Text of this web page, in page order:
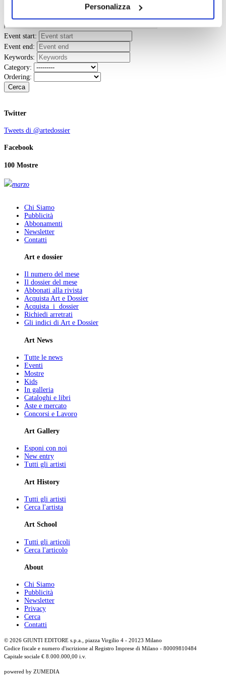
il tuo consenso alla profilazione che potrai revocare in
Personalizza
Event start:
Event end:
Keywords:
Category:
Ordering:
Cerca
Twitter
Tweets di @artedossier
Facebook
100 Mostre
marzo
Chi Siamo
Pubblicità
Abbonamenti
Newsletter
Contatti
Art e dossier
Il numero del mese
Il dossier del mese
Abbonati alla rivista
Acquista Art e Dossier
Acquista i dossier
Richiedi arretrati
Gli indici di Art e Dossier
Art News
Tutte le news
Eventi
Mostre
Kids
In galleria
Cataloghi e libri
Aste e mercato
Concorsi e Lavoro
Art Gallery
Esponi con noi
New entry
Tutti gli artisti
Art History
Tutti gli artisti
Cerca l'artista
Art School
Tutti gli articoli
Cerca l'articolo
About
Chi Siamo
Pubblicità
Newsletter
Privacy
Cerca
Contatti
© 2026 GIUNTI EDITORE s.p.a., piazza Virgilio 4 - 20123 Milano
Codice fiscale e numero d'iscrizione al Registro Imprese di Milano - 80009810484
Capitale sociale € 8.000.000,00 i.v.
powered by ZUMEDIA